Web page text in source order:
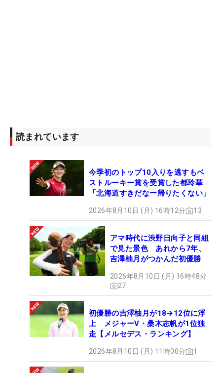
読まれています
今季初のトップ10入りを逃すもベ
ストルーキー賞を受賞した都玲華
「北海道すきだなー帰りたくない」
2026年8月10日 (月) 16時12分 13
アマ時代に渋野日向子と同組
で見た景色 あれから7年、
吉澤柚月がつかんだ初優勝
2026年8月10日 (月) 16時48分
27
初優勝の吉澤柚月が18→12位に浮
上 メジャーV・桑木志帆が1位独
走【メルセデス・ランキング】
2026年8月10日 (月) 11時00分 1